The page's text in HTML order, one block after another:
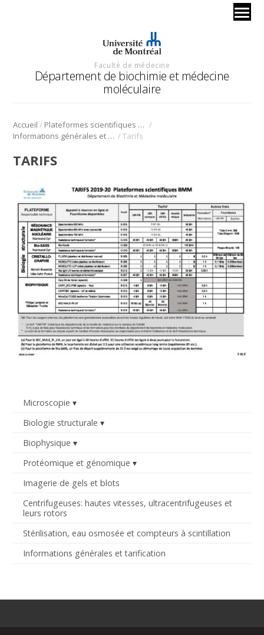
Faculté de médecine
Département de biochimie et médecine
moléculaire
Accueil / Plateformes scientifiques BMM /
Informations générales et tarification /Tarifs
Microscopie
Biologie structurale
Biophysique
Protéomique et génomique
Imagerie de gels et blots
Centrifugeuses: hautes vitesses, ultracentrifugeuses et
leurs rotors
Stérilisation, eau osmosée et compteurs à scintillation
Informations générales et tarification
TARIFS